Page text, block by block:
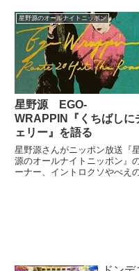
について話していました。本日
星野源のオールナイトニッポン
聴き頂きありがとうございま
た！今夜は三浦大知さんをゲス
に...
星野源のオールナイトニッポン
星野源 EGO-
WRAPPIN『くちばしに
ェリー』を語る
星野源さんがニッポン放送『
源のオールナイトニッポン』
ーナー、イントロクソやべえの